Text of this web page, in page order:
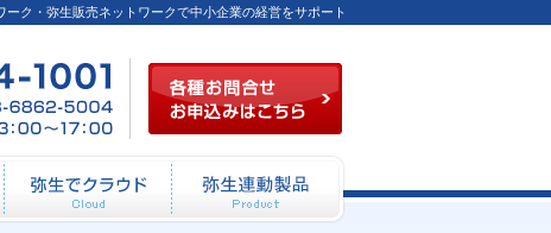
ーク・弥生販売ネットワークで中小企業の経営をサポート
00～
連動システム開発 弥生でクラウド